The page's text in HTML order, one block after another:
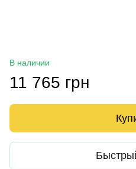
В наличии
11 765 грн